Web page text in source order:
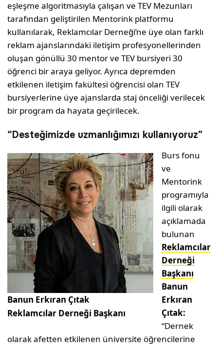
eşleşme algoritmasıyla çalışan ve TEV Mezunları
tarafından geliştirilen Mentorink platformu
kullanılarak, Reklamcılar Derneği’ne üye olan farklı
reklam ajanslarındaki iletişim profesyonellerinden
oluşan gönüllü 30 mentor ve TEV bursiyeri 30
öğrenci bir araya geliyor. Ayrıca depremden
etkilenen iletişim fakültesi öğrencisi olan TEV
bursiyerlerine üye ajanslarda staj önceliği verilecek
bir program da hayata geçirilecek.
“Desteğimizde uzmanlığımızı kullanıyoruz”
Banun Erkıran Çıtak
Reklamcılar Derneği Başkanı
Burs fonu
ve
Mentorink
programıyla
ilgili olarak
açıklamada
bulunan
Reklamcılar
Derneği
Başkanı
Banun
Erkıran
Çıtak:
“Dernek
olarak afetten etkilenen üniversite öğrencilerine